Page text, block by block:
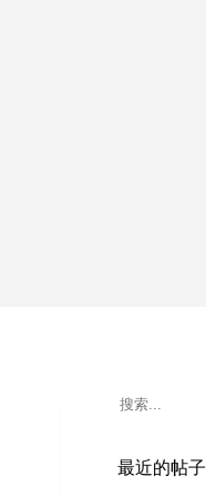
最近的帖子